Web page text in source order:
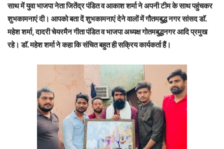
साथ में युवा भाजपा नेता जितेंद्र पंडित व आकाश शर्मा ने अपनी टीम के साथ पहुंचकर
शुभकामनाएं दी। आपको बता देंशुभकामनाएं देने वालों में गौतमबुद्ध नगर सांसद डाॅ.
महेश शर्मा, दादरी चेयरमैन गीता पंडित व भाजपा अध्यक्ष गोतमबुद्धनगर आदि प्रमुख
रहे।डाॅ. महेश शर्मा ने कहा कि संचित बहुत ही सक्रिय कार्यकर्ता हैं।